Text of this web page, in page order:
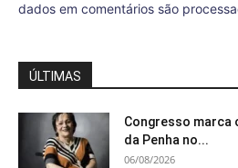
dados em comentários são
ÚLTIMAS
Congresso marca
da Penha no...
06/08/2026